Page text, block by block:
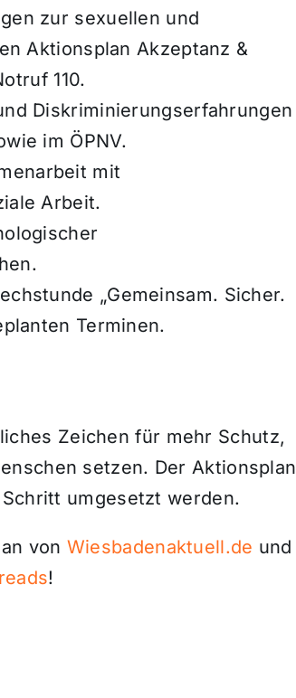
zur sexuellen und
Aktionsplan Akzeptanz &
110.
Diskriminierungserfahrungen
im ÖPNV.
mit
Arbeit.
„Gemeinsam. Sicher.
Terminen.
Zeichen für mehr Schutz,
setzen. Der Aktionsplan
umgesetzt werden.
von Wiesbadenaktuell.de und
!